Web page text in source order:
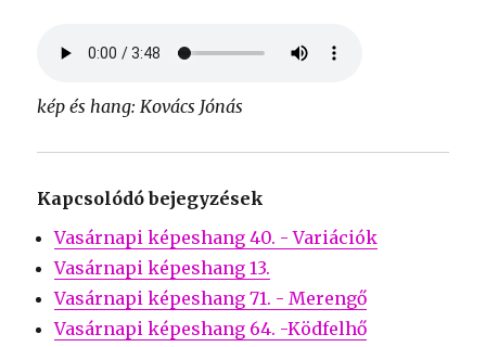
kép és hang: Kovács Jónás
Kapcsolódó bejegyzések
Vasárnapi képeshang 40. - Variációk
Vasárnapi képeshang 13.
Vasárnapi képeshang 71. - Merengő
Vasárnapi képeshang 64. -Ködfelhő